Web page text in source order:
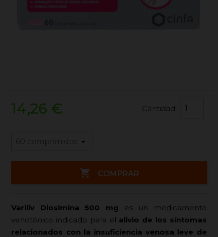
14,26 € Cantidad:
 COMPRAR
Variliv Diosimina 500 mg es un medicamento
venotónico indicado para el alivio de los síntomas
relacionados con la insuficiencia venosa leve de